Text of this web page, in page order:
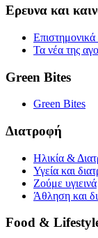
Ερευνα και
Επιστημονικά
Τα νέα της
Green Bites
Green Bites
Διατροφή
Ηλικία &
Υγεία και
Ζούμε υγιεινά
Άθληση και
Food &